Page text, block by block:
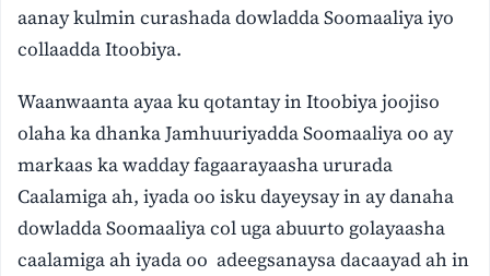
aanay kulmin curashada dowladda Soomaaliya iyo
collaadda Itoobiya.
Waanwaanta ayaa ku qotantay in Itoobiya joojiso
olaha ka dhanka Jamhuuriyadda Soomaaliya oo ay
markaas ka wadday fagaarayaasha ururada
Caalamiga ah, iyada oo isku dayeysay in ay danaha
dowladda Soomaaliya col uga abuurto golayaasha
caalamiga ah iyada oo adeegsanaysa dacaayad ah in